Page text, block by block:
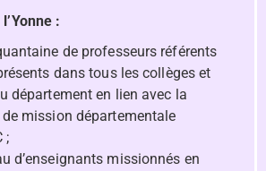
:
de professeurs référents
dans tous les collèges et
département en lien avec la
mission départementale
;
d’enseignants missionnés en